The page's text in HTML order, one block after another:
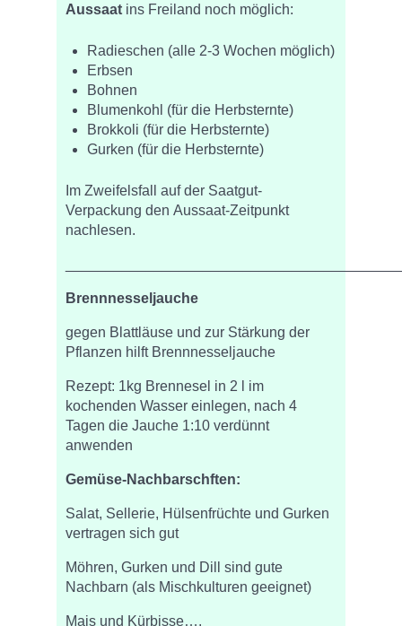
Aussaat ins Freiland noch möglich:
Radieschen (alle 2-3 Wochen möglich)
Erbsen
Bohnen
Blumenkohl (für die Herbsternte)
Brokkoli (für die Herbsternte)
Gurken (für die Herbsternte)
Im Zweifelsfall auf der Saatgut-
Verpackung den Aussaat-Zeitpunkt
nachlesen.
Brennnesseljauche
gegen Blattläuse und zur Stärkung der
Pflanzen hilft Brennnesseljauche
Rezept: 1kg Brennesel in 2 l im
kochenden Wasser einlegen, nach 4
Tagen die Jauche 1:10 verdünnt
anwenden
Gemüse-Nachbarschften:
Salat, Sellerie, Hülsenfrüchte und Gurken
vertragen sich gut
Möhren, Gurken und Dill sind gute
Nachbarn (als Mischkulturen geeignet)
Mais und Kürbisse….